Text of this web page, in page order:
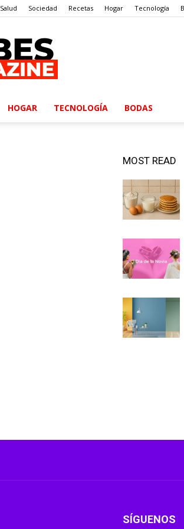
Salud Sociedad Recetas Hogar Tecnología
HOGAR TECNOLOGÍA BODAS
MOST READ
SÍGUENOS